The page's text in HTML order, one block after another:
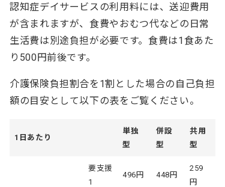
認知症デイサービスの利用料には、送迎費用
が含まれますが、食費やおむつ代などの日常
生活費は別途負担が必要です。食費は1食あた
り500円前後です。
介護保険負担割合を1割とした場合の自己負担
額の目安として以下の表をご覧ください。
1日あたり
単独
型
併設
型
共用
型
要支援
1
496円 448円
259
円